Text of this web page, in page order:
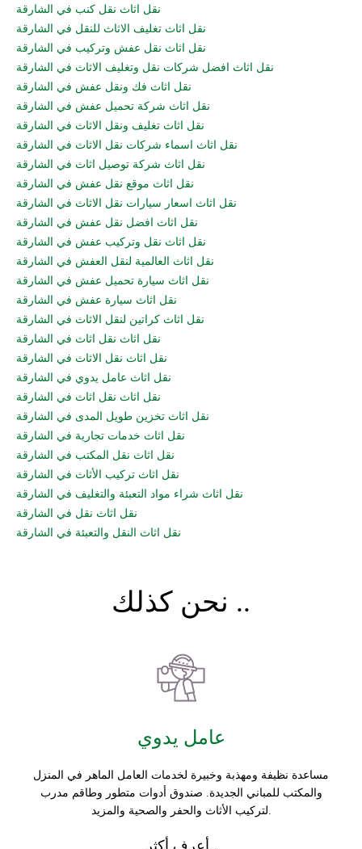
نقل اثاث نقل كنب في الشارقة
نقل اثاث تغليف الاثاث للنقل في الشارقة
نقل اثاث نقل عفش وتركيب في الشارقة
نقل اثاث افضل شركات نقل وتغليف الاثاث في الشارقة
نقل اثاث فك ونقل عفش في الشارقة
نقل اثاث شركة تحميل عفش في الشارقة
نقل اثاث تغليف ونقل الاثاث في الشارقة
نقل اثاث اسماء شركات نقل الاثاث في الشارقة
نقل اثاث شركة توصيل اثاث في الشارقة
نقل اثاث موقع نقل عفش في الشارقة
نقل اثاث اسعار سيارات نقل الاثاث في الشارقة
نقل اثاث افضل نقل عفش في الشارقة
نقل اثاث نقل وتركيب عفش في الشارقة
نقل اثاث العالمية لنقل العفش في الشارقة
نقل اثاث سيارة تحميل عفش في الشارقة
نقل اثاث سيارة عفش في الشارقة
نقل اثاث كراتين لنقل الاثاث في الشارقة
نقل اثاث نقل اثاث في الشارقة
نقل اثاث نقل الاثاث في الشارقة
نقل اثاث عامل يدوي في الشارقة
نقل اثاث نقل اثاث في الشارقة
نقل اثاث تخزين طويل المدى في الشارقة
نقل اثاث خدمات تجارية في الشارقة
نقل اثاث نقل المكتب في الشارقة
نقل اثاث تركيب الأثاث في الشارقة
نقل اثاث شراء مواد التعبئة والتغليف في الشارقة
نقل اثاث نقل في الشارقة
نقل اثاث النقل والتعبئة في الشارقة
نحن كذلك ..
عامل يدوي
مساعدة نظيفة ومهذبة وخبيرة لخدمات العامل الماهر في المنزل
والمكتب للمباني الجديدة. صندوق أدوات متطور وطاقم مدرب
لتركيب الأثاث والحفر والصحية والمزيد.